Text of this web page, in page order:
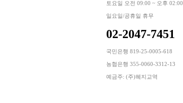
토요일 오전 09:00 ~ 오후 02:00
일요일/공휴일 휴무
02-2047-7451
국민은행 819-25-0005-618
농협은행 355-0060-3312-13
예금주: (주)혜지교역